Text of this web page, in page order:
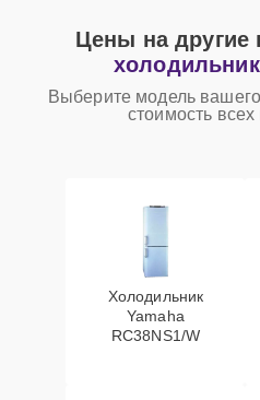
Цены на другие
Выберите модель
стоимость
Холодильник
Yamaha
RC38NS1/W